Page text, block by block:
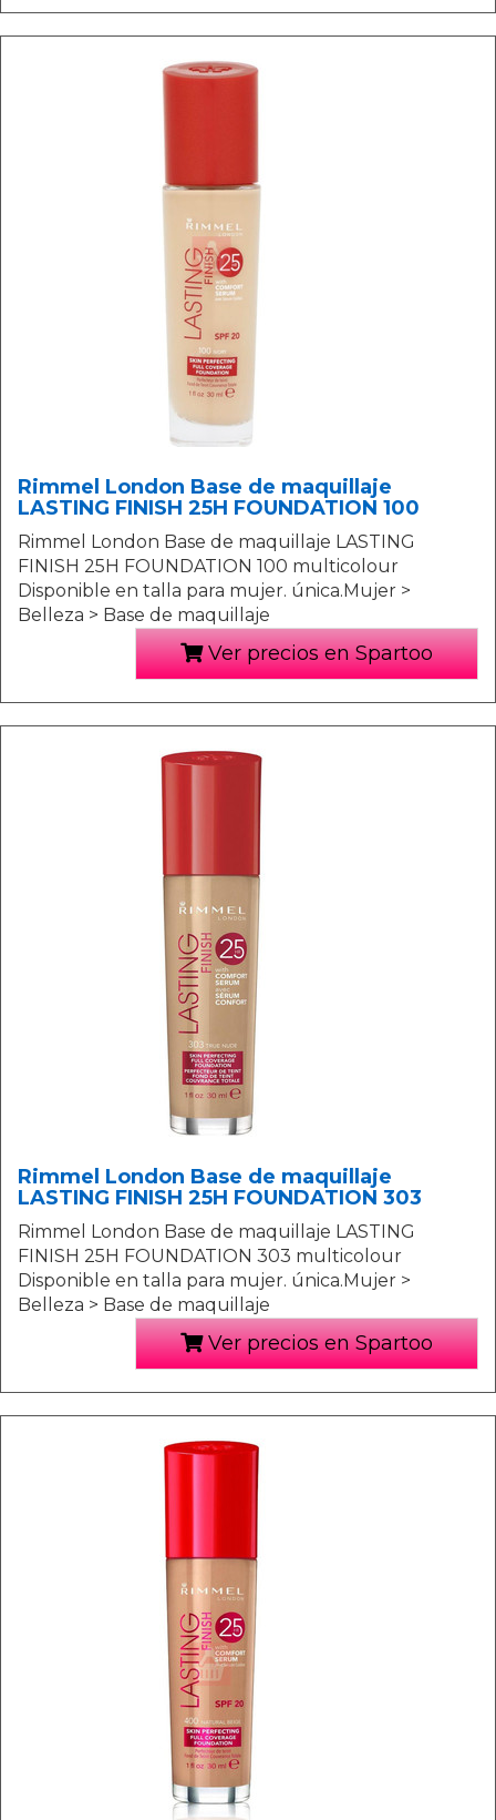
Rimmel London Base de maquillaje
LASTING FINISH 25H FOUNDATION 100
Rimmel London Base de maquillaje LASTING
FINISH 25H FOUNDATION 100 multicolour
Disponible en talla para mujer. única.Mujer >
Belleza > Base de maquillaje
Ver precios en Spartoo
Rimmel London Base de maquillaje
LASTING FINISH 25H FOUNDATION 303
Rimmel London Base de maquillaje LASTING
FINISH 25H FOUNDATION 303 multicolour
Disponible en talla para mujer. única.Mujer >
Belleza > Base de maquillaje
Ver precios en Spartoo